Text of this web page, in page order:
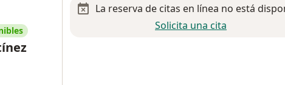
La reserva de citas en línea no está
Solicita una cita